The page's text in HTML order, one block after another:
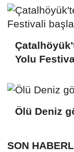
Yolu
Ölü Deniz
SON